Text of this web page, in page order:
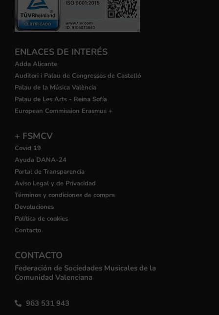
ENLACES DE INTERÉS
Adda Alicante
Auditori i Palau de Congressos de Castelló
Palau de la Música València
Palau de Les Arts - Reina Sofía
European Commission Erasmus +
+ FSMCV
Covid 19
Ayuda DANA-24
Portal de Transparencia
Aviso Legal y de Privacidad
Términos y condiciones de compra
Devoluciones
Política de cookies
Contacto
CONTACTO
Federación de Sociedades Musicales de la
Comunidad Valenciana
963 531 943